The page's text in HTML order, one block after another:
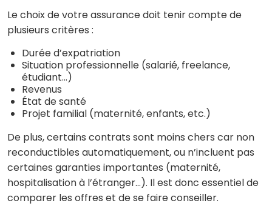
Le choix de votre assurance doit tenir compte de
plusieurs critères :
Durée d’expatriation
Situation professionnelle (salarié, freelance,
étudiant…)
Revenus
État de santé
Projet familial (maternité, enfants, etc.)
De plus, certains contrats sont moins chers car non
reconductibles automatiquement, ou n’incluent pas
certaines garanties importantes (maternité,
hospitalisation à l’étranger…). Il est donc essentiel de
comparer les offres et de se faire conseiller.